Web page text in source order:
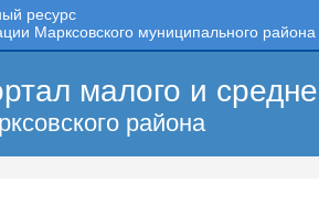
ресурс
Марксовского муниципального района
малого и
района